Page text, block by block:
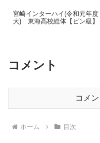
宮崎インターハイ(令和元年
大) 東海高校総体【ピン級】
コメント
コメ
ホーム 目次